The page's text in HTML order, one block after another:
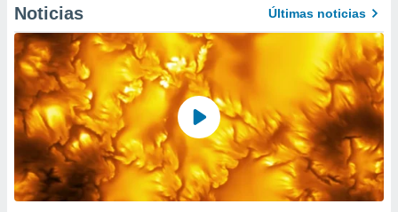
Noticias Últimas noticias